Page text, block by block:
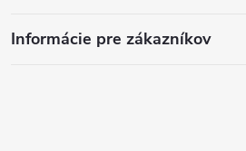
Informácie pre zákazníkov